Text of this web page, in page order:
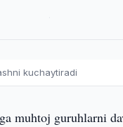
kuchaytiradi
muhtoj guruhlarni